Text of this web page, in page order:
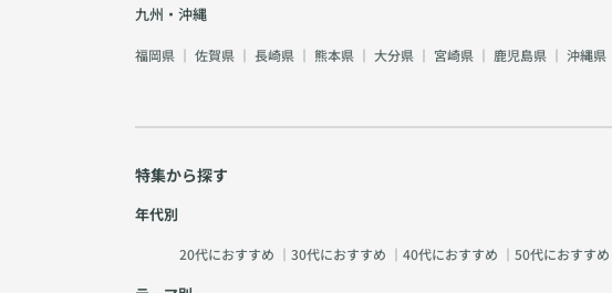
九州・沖縄
福岡県 ｜ 佐賀県 ｜ 長崎県 ｜ 熊本県 ｜ 大分県 ｜ 宮崎県 ｜ 鹿児島県 ｜ 沖縄県
特集から探す
年代別
20代におすすめ ｜ 30代におすすめ ｜ 40代におすすめ ｜ 50代におすすめ